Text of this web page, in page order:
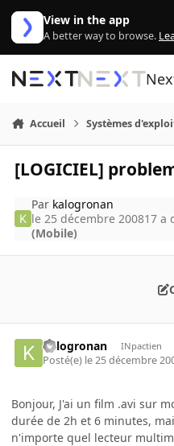
Aller au contenu
View in the app
A better way to browse.
Accueil Systèmes
[LOGICIEL]
Par kalogronan
le 25 décembre 200817 a
(Mobile)
kalogronan INpactien
Posté(e) le 25 décembre
Bonjour, J'ai un film .avi sur
durée de 2h et 6 minutes,
n'importe quel lecteur